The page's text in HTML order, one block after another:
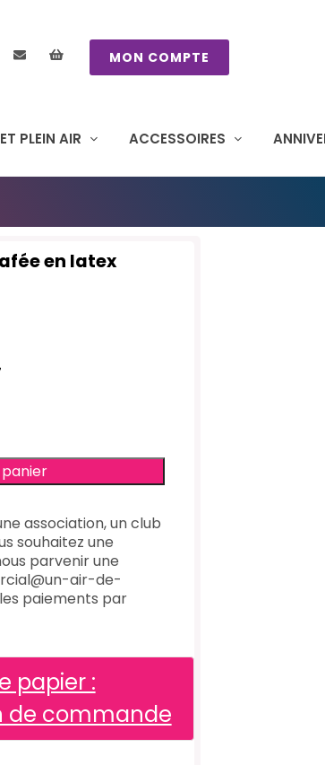
contactez nous
Mon panier
MON COMPTE
PLEIN AIR ACCESSOIRES
en latex
association, un club
souhaitez une
parvenir une
air-de-
paiements par
papier :
de commande